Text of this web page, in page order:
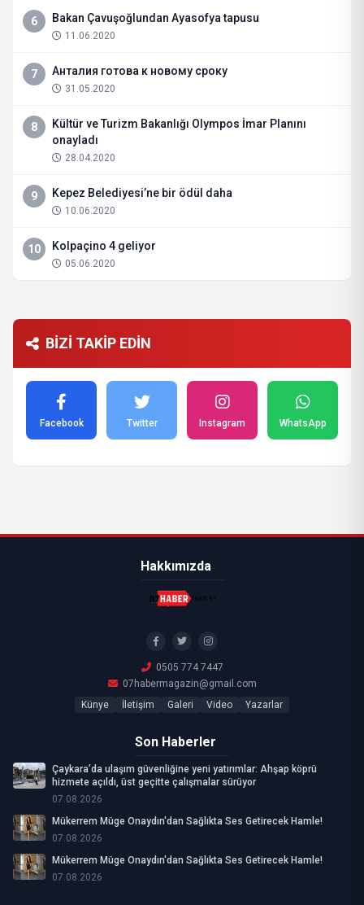
6 Bakan Çavuşoğlundan Ayasofya tapusu
11.06.2020
7 Анталия готова к новому сроку
31.05.2020
8
Kültür ve Turizm Bakanlığı Olympos İmar Planını
onayladı
28.04.2020
9 Kepez Belediyesi’ne bir ödül daha
10.06.2020
10 Kolpaçino 4 geliyor
05.06.2020
BİZİ TAKİP EDİN
Facebook Twitter Instagram WhatsApp
Hakkımızda
0505 774 7447
07habermagazin@gmail.com
Künye
İletişim Galeri Video Yazarlar
Son Haberler
Çaykara’da ulaşım güvenliğine yeni yatırımlar: Ahşap köprü
hizmete açıldı, üst geçitte çalışmalar sürüyor
07.08.2026
Mükerrem Müge Onaydın'dan Sağlıkta Ses Getirecek Hamle!
07.08.2026
Mükerrem Müge Onaydın'dan Sağlıkta Ses Getirecek Hamle!
07.08.2026